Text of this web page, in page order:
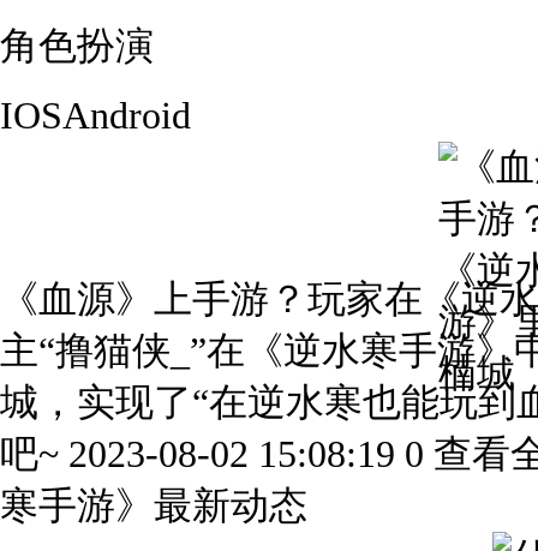
角色扮演
IOSAndroid
《血源》上手游？玩家在《逆
主“撸猫侠_”在《逆水寒手游
城，实现了“在逆水寒也能玩到
吧~ 2023-08-02 15:08:19 0 查
寒手游》最新动态